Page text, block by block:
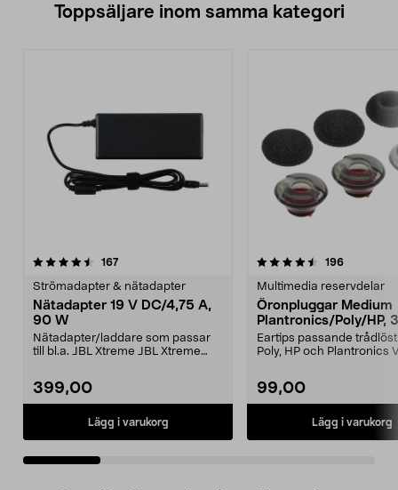
Toppsäljare inom samma kategori
167recensioner
Strömadapter & nätadapter
Nätadapter 19 V DC/4,75 A,
90 W
Nätadapter/laddare som passar
till bl.a. JBL Xtreme JBL Xtreme
399,00
Lägg i varukorg
4.5 av 5 stjärnor 196
Multimedia reservdelar
Öronpluggar Medium
Plantronics/Poly/HP,
Eartips passande
Poly, HP och Plantronics
99,00
Lägg i varukorg
5.0 av 5 stjärnor